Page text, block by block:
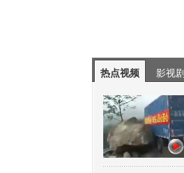
热点视频 影视剧